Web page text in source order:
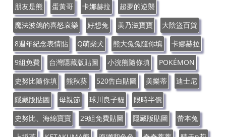
朋友是熊 蛋黃哥 卡娜赫拉
超夢的逆襲
魔法波鴿的喜怒哀樂
好想兔 美乃滋寶寶
大陰盜百貨
8週年紀念表情貼
Q萌柴犬 熊大兔兔隨你填
卡娜赫拉
9組免費
台灣隱藏版貼圖 小浣熊隨你填
POKÉMON
史努比隨你填
熊秋葵 520告白貼圖 美樂蒂
迪士尼
隱藏版貼圖
母親節 球川良子貓
限時半價
史努比、海綿寶寶
29組免費貼圖 隱藏版貼圖
蕾本兔